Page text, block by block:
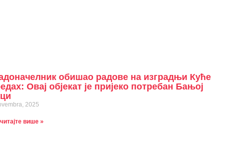
обишао радове на изградњи Куће
Овај објекат је пријеко потребан Бањој
2025
више »